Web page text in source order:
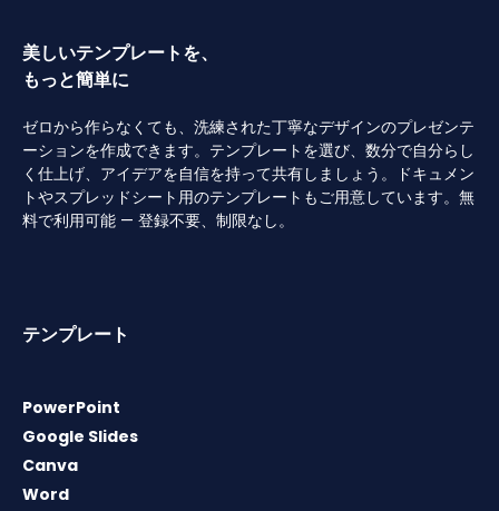
美しいテンプレートを、
もっと簡単に
ゼロから作らなくても、洗練された丁寧なデザインのプレゼンテ
ーションを作成できます。テンプレートを選び、数分で自分らし
く仕上げ、アイデアを自信を持って共有しましょう。ドキュメン
トやスプレッドシート用のテンプレートもご用意しています。無
料で利用可能 — 登録不要、制限なし。
テンプレート
PowerPoint
Google Slides
Canva
Word